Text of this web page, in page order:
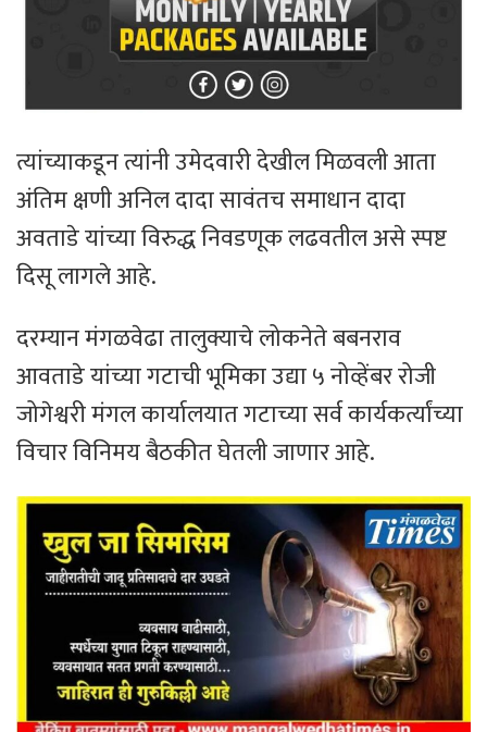
त्यांच्याकडून त्यांनी उमेदवारी देखील मिळवली आता
अंतिम क्षणी अनिल दादा सावंतच समाधान दादा
अवताडे यांच्या विरुद्ध निवडणूक लढवतील असे स्पष्ट
दिसू लागले आहे.
दरम्यान मंगळवेढा तालुक्याचे लोकनेते बबनराव
आवताडे यांच्या गटाची भूमिका उद्या ५ नोव्हेंबर रोजी
जोगेश्वरी मंगल कार्यालयात गटाच्या सर्व कार्यकर्त्यांच्या
विचार विनिमय बैठकीत घेतली जाणार आहे.